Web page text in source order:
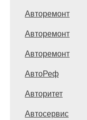
Авторемонт
Авторемонт
Авторемонт
АвтоРеф
Авторитет
Автосервис